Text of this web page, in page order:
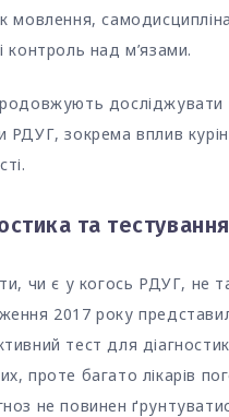
мовлення,
контроль над м’язами.
досліджувати
РДУГ, зокрема вплив
та
чи є у когось РДУГ, не
2017 року
тест для
проте багато лікарів
не повинен